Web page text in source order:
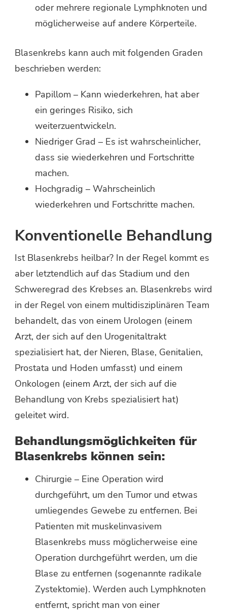
oder mehrere regionale Lymphknoten und
möglicherweise auf andere Körperteile.
Blasenkrebs kann auch mit folgenden Graden
beschrieben werden:
Papillom – Kann wiederkehren, hat aber
ein geringes Risiko, sich
weiterzuentwickeln.
Niedriger Grad – Es ist wahrscheinlicher,
dass sie wiederkehren und Fortschritte
machen.
Hochgradig – Wahrscheinlich
wiederkehren und Fortschritte machen.
Konventionelle Behandlung
Ist Blasenkrebs heilbar? In der Regel kommt es
aber letztendlich auf das Stadium und den
Schweregrad des Krebses an. Blasenkrebs wird
in der Regel von einem multidisziplinären Team
behandelt, das von einem Urologen (einem
Arzt, der sich auf den Urogenitaltrakt
spezialisiert hat, der Nieren, Blase, Genitalien,
Prostata und Hoden umfasst) und einem
Onkologen (einem Arzt, der sich auf die
Behandlung von Krebs spezialisiert hat)
geleitet wird.
Behandlungsmöglichkeiten für
Blasenkrebs können sein:
Chirurgie – Eine Operation wird
durchgeführt, um den Tumor und etwas
umliegendes Gewebe zu entfernen. Bei
Patienten mit muskelinvasivem
Blasenkrebs muss möglicherweise eine
Operation durchgeführt werden, um die
Blase zu entfernen (sogenannte radikale
Zystektomie). Werden auch Lymphknoten
entfernt, spricht man von einer